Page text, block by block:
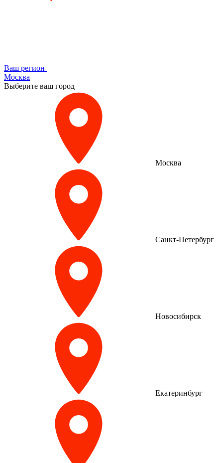
Ваш регион
Москва
Выберите ваш город
Москва
Санкт-Петербург
Новосибирск
Екатеринбург